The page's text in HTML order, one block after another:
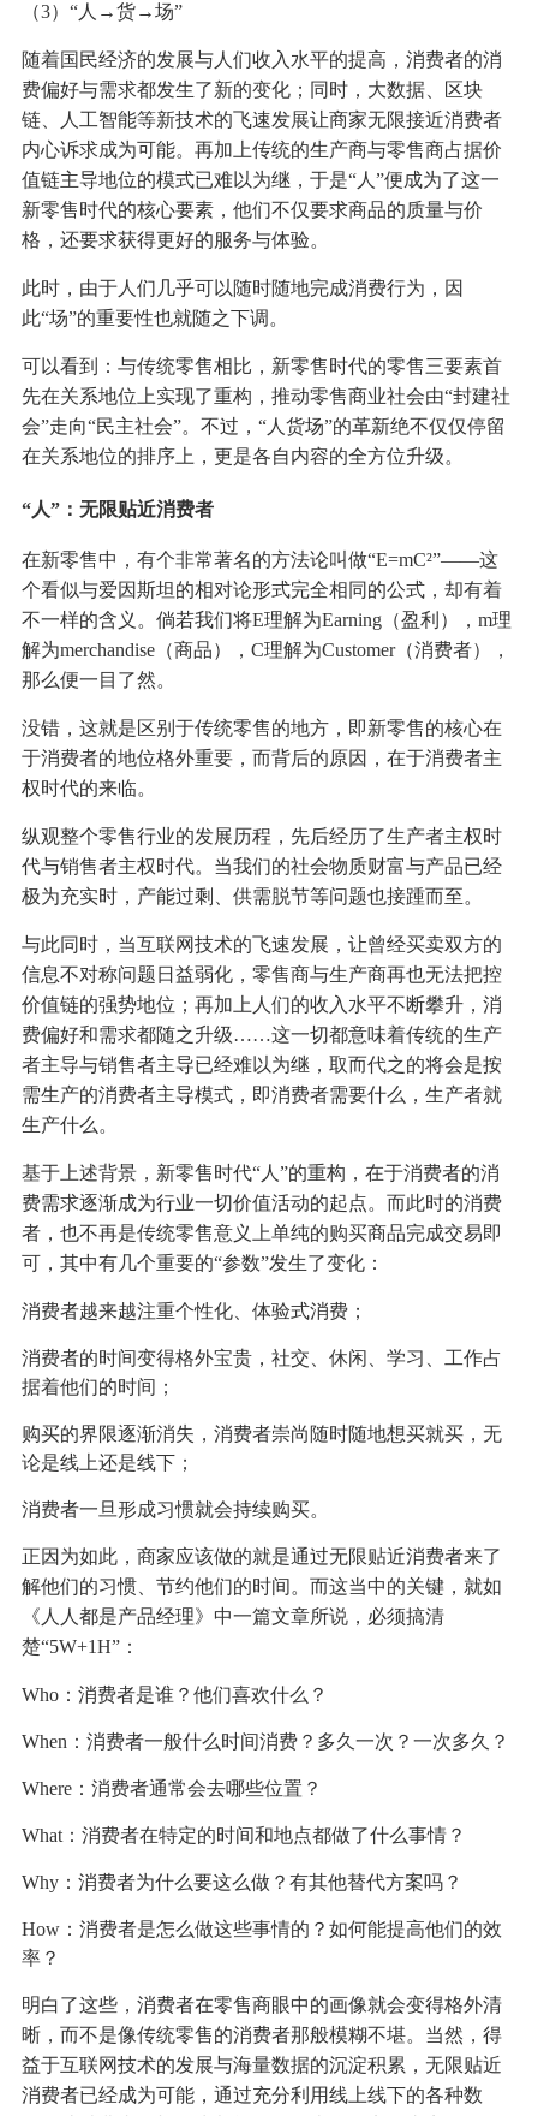
（3）“人→货→场”
随着国民经济的发展与人们收入水平的提高，消费者的消
费偏好与需求都发生了新的变化；同时，大数据、区块
链、人工智能等新技术的飞速发展让商家无限接近消费者
内心诉求成为可能。再加上传统的生产商与零售商占据价
值链主导地位的模式已难以为继，于是“人”便成为了这一
新零售时代的核心要素，他们不仅要求商品的质量与价
格，还要求获得更好的服务与体验。
此时，由于人们几乎可以随时随地完成消费行为，因
此“场”的重要性也就随之下调。
可以看到：与传统零售相比，新零售时代的零售三要素首
先在关系地位上实现了重构，推动零售商业社会由“封建社
会”走向“民主社会”。不过，“人货场”的革新绝不仅仅停留
在关系地位的排序上，更是各自内容的全方位升级。
“人”：无限贴近消费者
在新零售中，有个非常著名的方法论叫做“E=mC²”——这
个看似与爱因斯坦的相对论形式完全相同的公式，却有着
不一样的含义。倘若我们将E理解为Earning（盈利），m理
解为merchandise（商品），C理解为Customer（消费者），
那么便一目了然。
没错，这就是区别于传统零售的地方，即新零售的核心在
于消费者的地位格外重要，而背后的原因，在于消费者主
权时代的来临。
纵观整个零售行业的发展历程，先后经历了生产者主权时
代与销售者主权时代。当我们的社会物质财富与产品已经
极为充实时，产能过剩、供需脱节等问题也接踵而至。
与此同时，当互联网技术的飞速发展，让曾经买卖双方的
信息不对称问题日益弱化，零售商与生产商再也无法把控
价值链的强势地位；再加上人们的收入水平不断攀升，消
费偏好和需求都随之升级……这一切都意味着传统的生产
者主导与销售者主导已经难以为继，取而代之的将会是按
需生产的消费者主导模式，即消费者需要什么，生产者就
生产什么。
基于上述背景，新零售时代“人”的重构，在于消费者的消
费需求逐渐成为行业一切价值活动的起点。而此时的消费
者，也不再是传统零售意义上单纯的购买商品完成交易即
可，其中有几个重要的“参数”发生了变化：
消费者越来越注重个性化、体验式消费；
消费者的时间变得格外宝贵，社交、休闲、学习、工作占
据着他们的时间；
购买的界限逐渐消失，消费者崇尚随时随地想买就买，无
论是线上还是线下；
消费者一旦形成习惯就会持续购买。
正因为如此，商家应该做的就是通过无限贴近消费者来了
解他们的习惯、节约他们的时间。而这当中的关键，就如
《人人都是产品经理》中一篇文章所说，必须搞清
楚“5W+1H”：
Who：消费者是谁？他们喜欢什么？
When：消费者一般什么时间消费？多久一次？一次多久？
Where：消费者通常会去哪些位置？
What：消费者在特定的时间和地点都做了什么事情？
Why：消费者为什么要这么做？有其他替代方案吗？
How：消费者是怎么做这些事情的？如何能提高他们的效
率？
明白了这些，消费者在零售商眼中的画像就会变得格外清
晰，而不是像传统零售的消费者那般模糊不堪。当然，得
益于互联网技术的发展与海量数据的沉淀积累，无限贴近
消费者已经成为可能，通过充分利用线上线下的各种数